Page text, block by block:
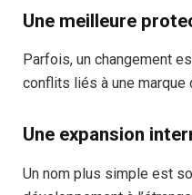
Une meilleure
Parfois, un changement
conflits liés à une marque
Une expansion
Un nom plus simple est